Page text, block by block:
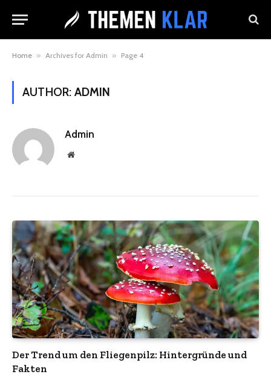
Home » Archives for Admin » Page 4
AUTHOR: ADMIN
Admin
Website
Der Trend um den Fliegenpilz: Hintergründe und
Fakten